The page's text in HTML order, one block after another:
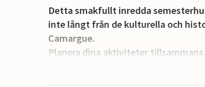
Detta smakfullt inredda
inte långt från de kulturella och
Camargue.
Planera dina aktiviteter
örter från regionen och mys upp i